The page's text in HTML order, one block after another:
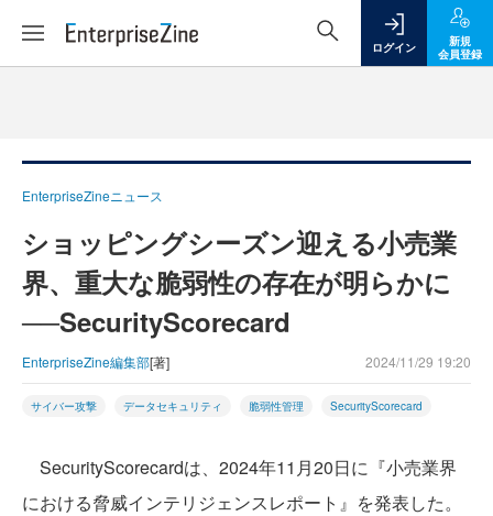
ログイン
新規
会員登録
EnterpriseZineニュース
ショッピングシーズン迎える小売業
界、重大な脆弱性の存在が明らかに
──SecurityScorecard
EnterpriseZine編集部[著] 2024/11/29 19:20
サイバー攻撃 データセキュリティ 脆弱性管理 SecurityScorecard
SecurityScorecardは、2024年11月20日に『小売業界
における脅威インテリジェンスレポート』を発表した。